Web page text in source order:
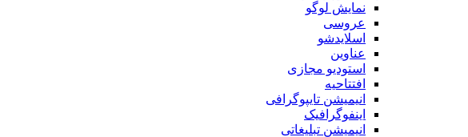
نمایش لوگو
عروسی
اسلایدشو
عناوین
استودیو مجازی
افتتاحیه
انیمیشن تایپوگرافی
اینفوگرافیک
انیمیشن تبلیغاتی